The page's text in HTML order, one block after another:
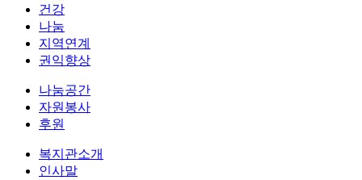
건강
나눔
지역연계
권익향상
나눔공간
자원봉사
후원
복지관소개
인사말